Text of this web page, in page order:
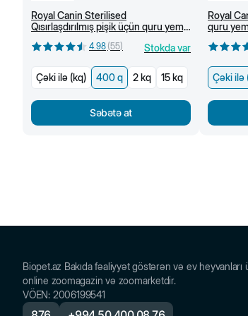
Royal Canin Sterilised
Qısırlaşdırılmış pişik üçün quru yem,
4.98 (55) Stokda var
Çəki ilə (kq) 400 q 2 kq 15 kq
Səbətə at
Royal
quru
Çəki ilə
Biopet.az Bakıda fəaliyyət göstərən və ev heyvanları
online zoomagazin və zoomarketdir.
VÖEN: 2006199541